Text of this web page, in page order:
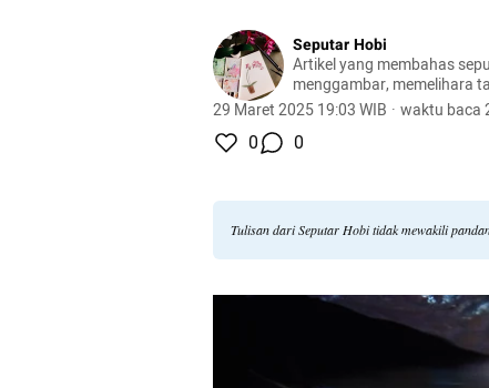
Seputar Hobi
Artikel yang membahas
menggambar, memelihara
peliharaan, hingga meracik
29 Maret 2025 19:03 WIB · waktu baca
0 0
Tulisan dari Seputar Hobi tidak mewakili